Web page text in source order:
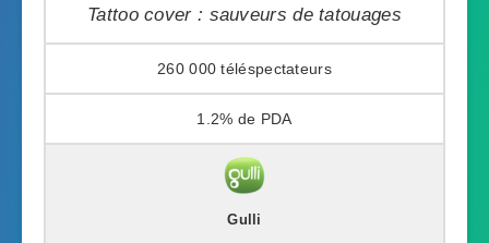
Tattoo cover : sauveurs de tatouages
260 000
1.2%
Gulli